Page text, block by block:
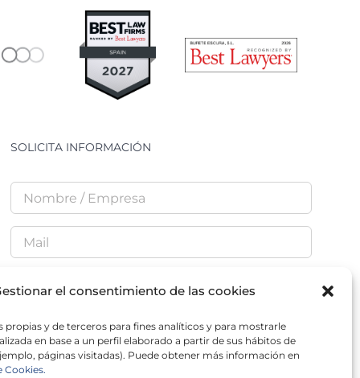
el consentimiento de las cookies
propias y de terceros para fines analíticos y para mostrarle
en base a un perfil elaborado a partir de sus hábitos de
páginas visitadas). Puede obtener más información en
Cookies.
SOLICITA INFORMACIÓN
He leído y acepto laPolítica de Privacidad